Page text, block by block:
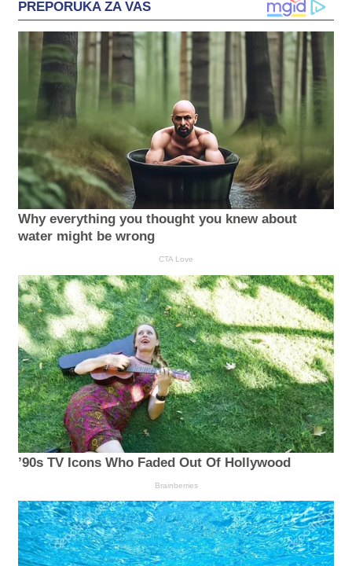
PREPORUKA ZA VAS
Why everything you thought you knew about
water might be wrong
CTA Love
’90s TV Icons Who Faded Out Of Hollywood
Brainberries